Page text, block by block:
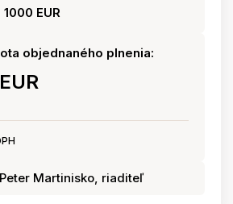
EUR
objednaného plnenia:
Martinisko, riaditeľ